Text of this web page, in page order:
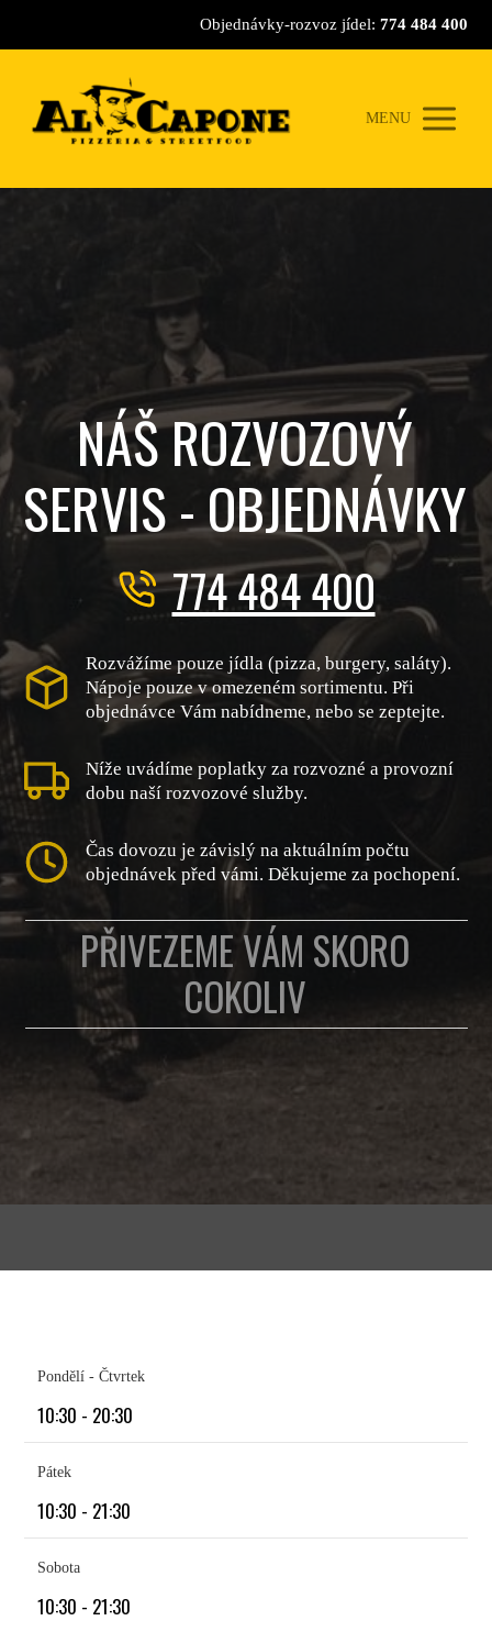
Objednávky-rozvoz jídel: 774 484 400
MENU
NÁŠ ROZVOZOVÝ
SERVIS - OBJEDNÁVKY
774 484 400
Rozvážíme pouze jídla (pizza, burgery, saláty).
Nápoje pouze v omezeném sortimentu. Při
objednávce Vám nabídneme, nebo se zeptejte.
Níže uvádíme poplatky za rozvozné a provozní
dobu naší rozvozové služby.
Čas dovozu je závislý na aktuálním počtu
objednávek před vámi. Děkujeme za pochopení.
PŘIVEZEME VÁM SKORO
COKOLIV
Pondělí - Čtvrtek
10:30 - 20:30
Pátek
10:30 - 21:30
Sobota
10:30 - 21:30